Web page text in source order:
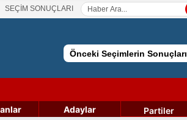
SEÇİM SONUÇLARI
Önceki Seçimlerin Sonuçları
Adaylar Partiler